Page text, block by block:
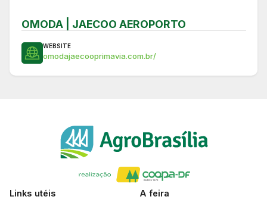
OMODA | JAECOO AEROPORTO
WEBSITE
omodajaecooprimavia.com.br/
Links utéis A feira